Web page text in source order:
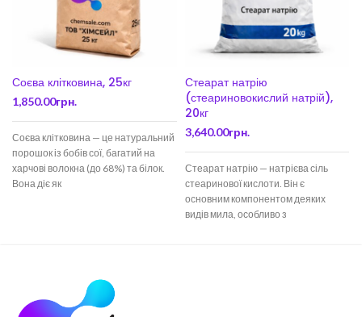
Соєва клітковина, 25кг
1,850.00грн.
Соєва клітковина — це натуральний
порошок із бобів сої, багатий на
харчові волокна (до 68%) та білок.
Вона діє як
Стеарат натрію
(стеариновокислий натрій),
20кг
3,640.00грн.
Стеарат натрію — натрієва сіль
стеаринової кислоти. Він є
основним компонентом деяких
видів мила, особливо з